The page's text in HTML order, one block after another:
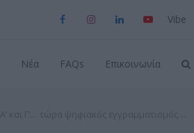
FacebookInstagramLinkedInYouTube
Viber
Νέα FAQs Επικοινωνία